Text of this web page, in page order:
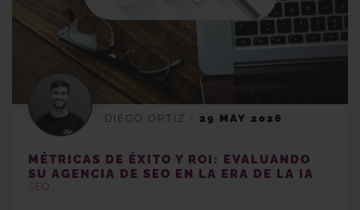
DIEGO ORTIZ - 29 MAY 2026
MÉTRICAS DE ÉXITO Y ROI: EVALUANDO
SU AGENCIA DE SEO EN LA ERA DE LA IA
SEO